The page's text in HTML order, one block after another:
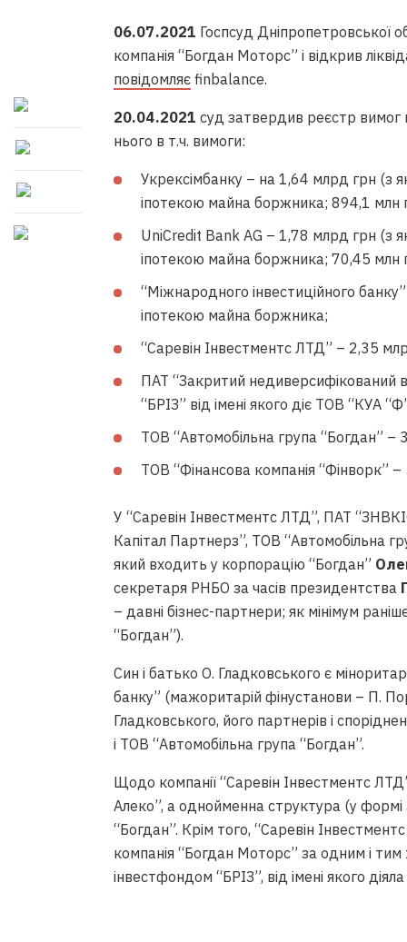
06.07.2021 Госпсуд Дніпропетровської
компанія “Богдан Моторс” і відкрив
повідомляє finbalance.
20.04.2021 суд затвердив реєстр вимог
нього в т.ч. вимоги:
Укрексімбанку – на 1,64 млрд грн (з
іпотекою майна боржника; 894,1 млн
UniCredit Bank AG – 1,78 млрд грн (з
іпотекою майна боржника; 70,45 млн
“Міжнародного інвестиційного
іпотекою майна боржника;
“Саревін Інвестментс ЛТД” – 2,35
ПАТ “Закритий недиверсифікований
“БРІЗ” від імені якого діє ТОВ “КУА
ТОВ “Автомобільна група “Богдан” –
ТОВ “Фінансова компанія “Фінворк”
У “Саревін Інвестментс ЛТД”, ПАТ
Капітал Партнерз”, ТОВ “Автомобільна
який входить у корпорацію “Богдан”
секретаря РНБО за часів президентства
– давні бізнес-партнери; як мінімум
“Богдан”).
Син і батько О. Гладковського є
банку” (мажоритарій фінустанови – П.
Гладковського, його партнерів і
і ТОВ “Автомобільна група “Богдан”.
Щодо компанії “Саревін Інвестментс
Алеко”, а однойменна структура (у формі
“Богдан”. Крім того, “Саревін
компанія “Богдан Моторс” за одним і
інвестфондом “БРІЗ”, від імені якого